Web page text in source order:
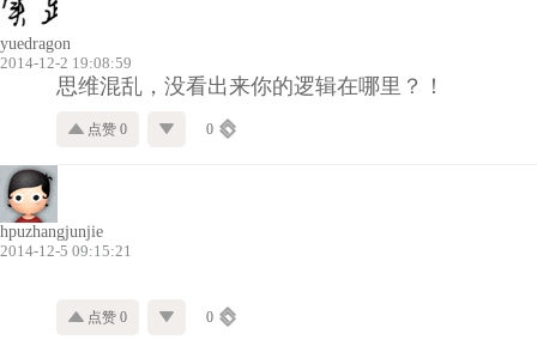
yuedragon
2014-12-2 19:08:59
思维混乱，没看出来你的逻辑在哪里？！
点赞 0 0
hpuzhangjunjie
2014-12-5 09:15:21
点赞 0 0